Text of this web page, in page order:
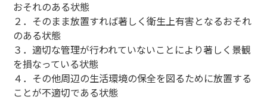
おそれのある状態
２．そのまま放置すれば著しく衛生上有害となるおそれ
のある状態
３．適切な管理が行われていないことにより著しく景観
を損なっている状態
４．その他周辺の生活環境の保全を図るために放置する
ことが不適切である状態